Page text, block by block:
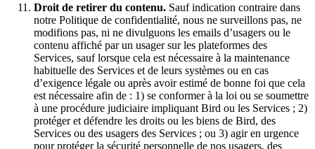
Droit de retirer du contenu. Sauf indication contraire dans
notre Politique de confidentialité, nous ne surveillons pas, ne
modifions pas, ni ne divulguons les emails d’usagers ou le
contenu affiché par un usager sur les plateformes des
Services, sauf lorsque cela est nécessaire à la maintenance
habituelle des Services et de leurs systèmes ou en cas
d’exigence légale ou après avoir estimé de bonne foi que cela
est nécessaire afin de : 1) se conformer à la loi ou se soumettre
à une procédure judiciaire impliquant Bird ou les Services ; 2)
protéger et défendre les droits ou les biens de Bird, des
Services ou des usagers des Services ; ou 3) agir en urgence
pour protéger la sécurité personnelle de nos usagers, des